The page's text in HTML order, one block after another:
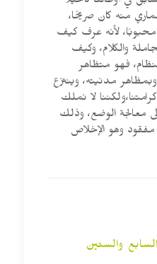
منه كان صريحًا،
محبوبًا، لأنه عرف كيف
والكلام، وكيف
فهو متظاهر
وبمظاهر مدنيته، وينتزع
كرامتنا،ولكننا لا نملك
معالجة الوضع، وذلك
مفقود وهو الإخلاص
والستين